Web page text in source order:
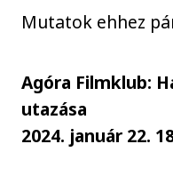
Mutatok ehhez
Agóra Filmklub:
utazása
2024. január 22.